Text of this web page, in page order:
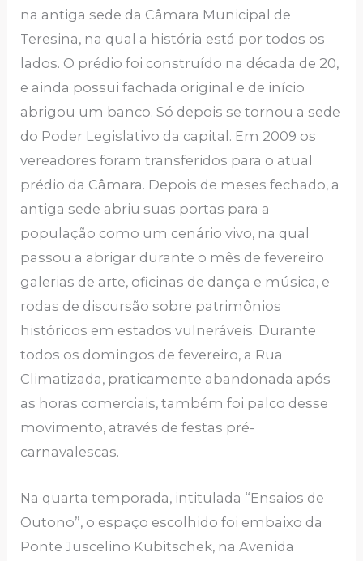
na antiga sede da Câmara Municipal de
Teresina, na qual a história está por todos os
lados. O prédio foi construído na década de 20,
e ainda possui fachada original e de início
abrigou um banco. Só depois se tornou a sede
do Poder Legislativo da capital. Em 2009 os
vereadores foram transferidos para o atual
prédio da Câmara. Depois de meses fechado, a
antiga sede abriu suas portas para a
população como um cenário vivo, na qual
passou a abrigar durante o mês de fevereiro
galerias de arte, oficinas de dança e música, e
rodas de discursão sobre patrimônios
históricos em estados vulneráveis. Durante
todos os domingos de fevereiro, a Rua
Climatizada, praticamente abandonada após
as horas comerciais, também foi palco desse
movimento, através de festas pré-
carnavalescas.
Na quarta temporada, intitulada “Ensaios de
Outono”, o espaço escolhido foi embaixo da
Ponte Juscelino Kubitschek, na Avenida